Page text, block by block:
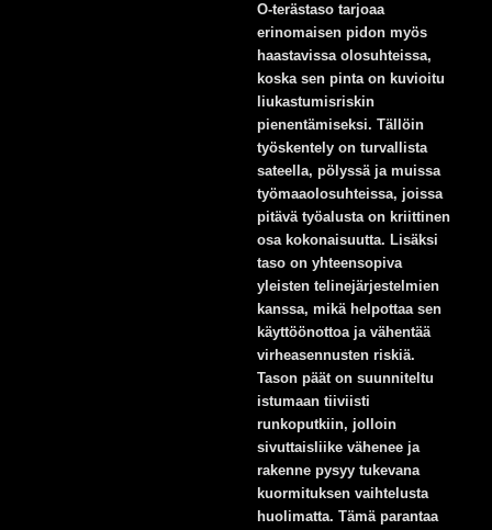
O-terästaso tarjoaa
erinomaisen pidon myös
haastavissa olosuhteissa,
koska sen pinta on kuvioitu
liukastumisriskin
pienentämiseksi. Tällöin
työskentely on turvallista
sateella, pölyssä ja muissa
työmaaolosuhteissa, joissa
pitävä työalusta on kriittinen
osa kokonaisuutta. Lisäksi
taso on yhteensopiva
yleisten telinejärjestelmien
kanssa, mikä helpottaa sen
käyttöönottoa ja vähentää
virheasennusten riskiä.
Tason päät on suunniteltu
istumaan tiiviisti
runkoputkiin, jolloin
sivuttaisliike vähenee ja
rakenne pysyy tukevana
kuormituksen vaihtelusta
huolimatta. Tämä parantaa